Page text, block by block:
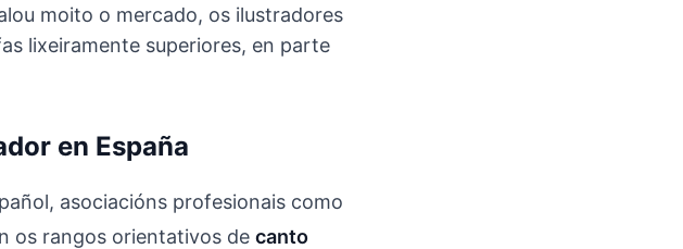
moito o mercado, os ilustradores
lixeiramente superiores, en parte
en España
asociacións profesionais como
os rangos orientativos de canto